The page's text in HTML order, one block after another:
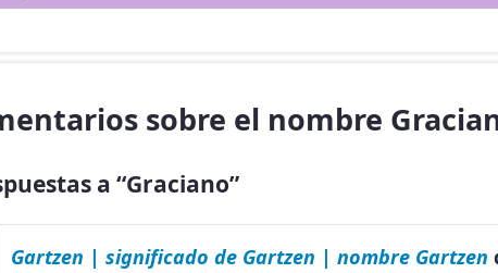
sobre el nombre
a “Graciano”
Gartzen | significado de Gartzen | nombre Gartzen